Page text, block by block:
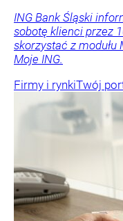
ING Bank Śląski
sobotę klienci przez
skorzystać z
Moje ING.
Firmy i rynkiTwój